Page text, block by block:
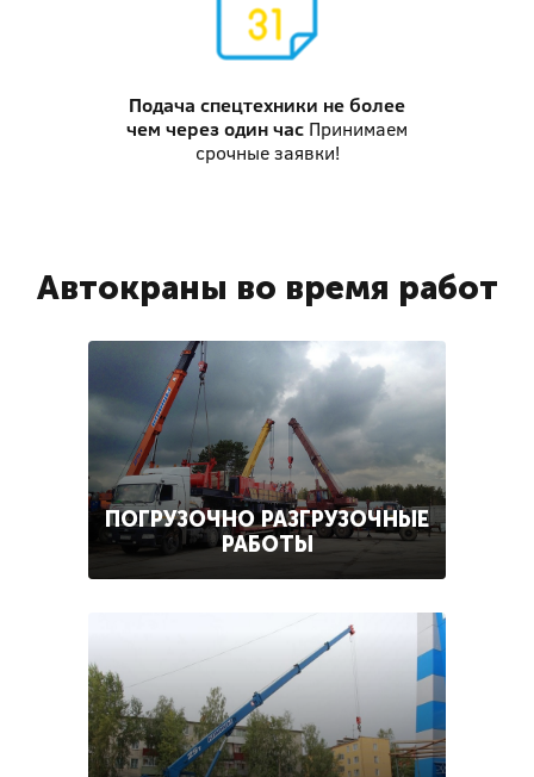
Подача спецтехники не более
чем через один час Принимаем
срочные заявки!
Автокраны во время работ
ПОГРУЗОЧНО РАЗГРУЗОЧНЫЕ
РАБОТЫ